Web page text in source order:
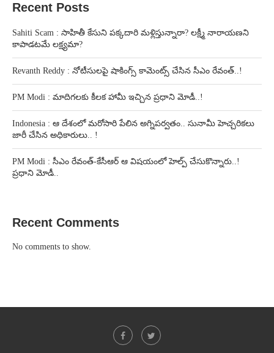
Recent Posts
Sahiti Scam : సాహితీ కేసుని పక్కదారి మళ్లిస్తున్నారా? లక్ష్మీ నారాయణని
కాపాడటమే లక్ష్యమా?
Revanth Reddy : నోటీసులపై షాకింగ్స్ కామెంట్స్ చేసిన సీఎం రేవంత్..!
PM Modi : మాదిగలకు కీలక హామీ ఇచ్చిన ప్రధాని మోడీ..!
Indonesia : ఆ దేశంలో మరోసారి పేలిన అగ్నిపర్వతం.. సునామీ హెచ్చరికలు
జారీ చేసిన అధికారులు.. !
PM Modi : సీఎం రేవంత్-కేసీఆర్ ఆ విషయంలో హెల్ప్ చేసుకొన్నారు..!
ప్రధాని మోడీ..
Recent Comments
No comments to show.